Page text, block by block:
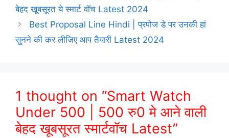
बेहद खूबसूरत ये स्मार्ट वॉच Latest 2024
Best Proposal Line Hindi | प्रपोज डे पर उनकी हां
सुनने की कर लीजिए आप तैयारी Latest 2024
1 thought on “Smart Watch
Under 500 | 500 रु0 मे आने वाली
बेहद खूबसूरत स्मार्टवॉच Latest”